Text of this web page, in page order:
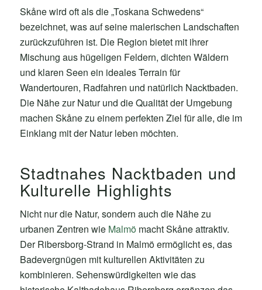
Skåne wird oft als die „Toskana Schwedens“
bezeichnet, was auf seine malerischen Landschaften
zurückzuführen ist. Die Region bietet mit ihrer
Mischung aus hügeligen Feldern, dichten Wäldern
und klaren Seen ein ideales Terrain für
Wandertouren, Radfahren und natürlich Nacktbaden.
Die Nähe zur Natur und die Qualität der Umgebung
machen Skåne zu einem perfekten Ziel für alle, die im
Einklang mit der Natur leben möchten.
Stadtnahes Nacktbaden und
Kulturelle Highlights
Nicht nur die Natur, sondern auch die Nähe zu
urbanen Zentren wie Malmömacht Skåne attraktiv.
Der Ribersborg-Strand in Malmö ermöglicht es, das
Badevergnügen mit kulturellen Aktivitäten zu
kombinieren. Sehenswürdigkeiten wie das